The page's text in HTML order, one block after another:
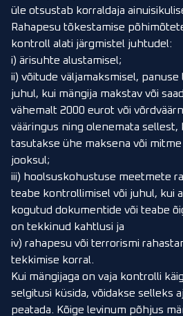
üle otsustab korraldaja
Rahapesu tõkestamise
kontroll alati järgmistel juhtudel:
i) ärisuhte alustamisel;
ii) võitude väljamaksmisel,
juhul, kui mängija makstav või
vähemalt 2000 eurot või
vääringus ning olenemata sellest,
tasutakse ühe maksena või
jooksul;
iii) hoolsuskohustuse meetmete
teabe kontrollimisel või juhul, kui
kogutud dokumentide või teabe
on tekkinud kahtlusi ja
iv) rahapesu või terrorismi
tekkimise korral.
Kui mängijaga on vaja kontrolli
selgitusi küsida, võidakse selleks
peatada. Kõige levinum põhjus